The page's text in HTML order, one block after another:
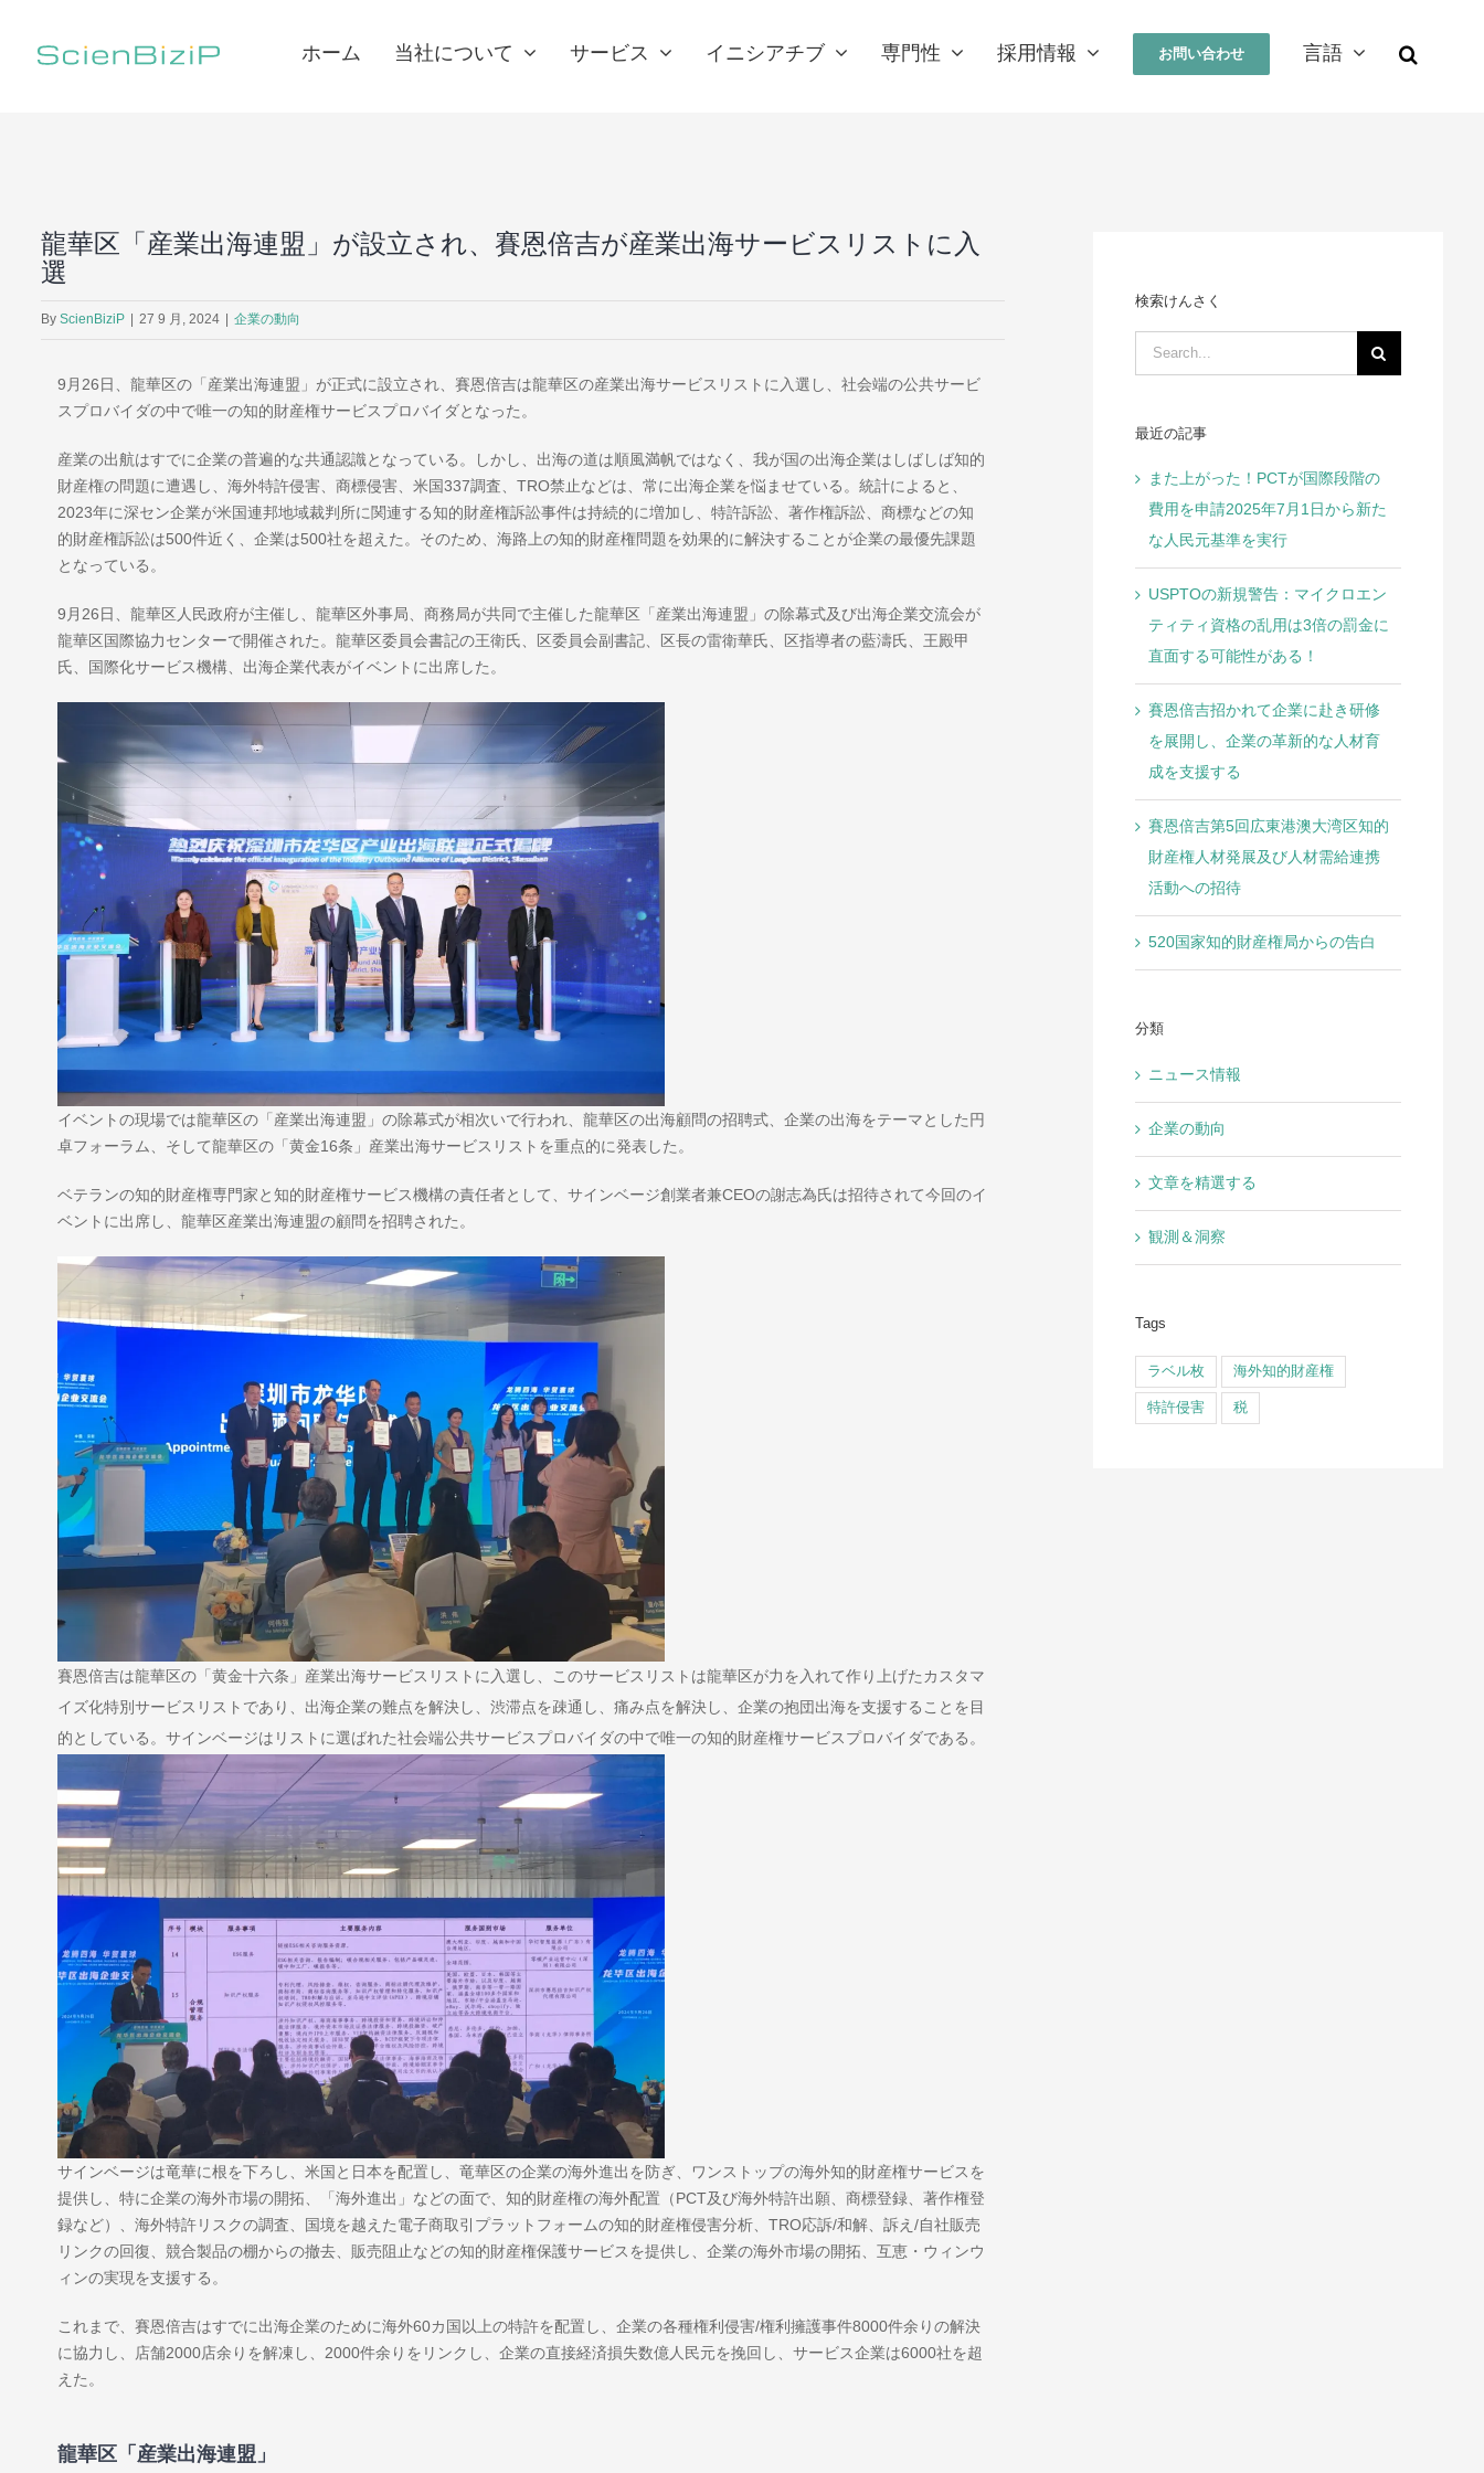
ホーム 当社について サービス イニシアチブ 専門性 採用情報 お問い合わせ 言語
龍華区「産業出海連盟」が設立され、賽恩倍吉が産業出海サービスリストに入
選
By ScienBiziP 27 9 月, 2024 企業の動向
9月26日、龍華区の「産業出海連盟」が正式に設立され、賽恩倍吉は龍華区の産業出海サービスリストに入選し、社会端の公共サービ
スプロバイダの中で唯一の知的財産権サービスプロバイダとなった。
産業の出航はすでに企業の普遍的な共通認識となっている。しかし、出海の道は順風満帆ではなく、我が国の出海企業はしばしば知的
財産権の問題に遭遇し、海外特許侵害、商標侵害、米国337調査、TRO禁止などは、常に出海企業を悩ませている。統計によると、
2023年に深セン企業が米国連邦地域裁判所に関連する知的財産権訴訟事件は持続的に増加し、特許訴訟、著作権訴訟、商標などの知
的財産権訴訟は500件近く、企業は500社を超えた。そのため、海路上の知的財産権問題を効果的に解決することが企業の最優先課題
となっている。
9月26日、龍華区人民政府が主催し、龍華区外事局、商務局が共同で主催した龍華区「産業出海連盟」の除幕式及び出海企業交流会が
龍華区国際協力センターで開催された。龍華区委員会書記の王衛氏、区委員会副書記、区長の雷衛華氏、区指導者の藍濤氏、王殿甲
氏、国際化サービス機構、出海企業代表がイベントに出席した。
イベントの現場では龍華区の「産業出海連盟」の除幕式が相次いで行われ、龍華区の出海顧問の招聘式、企業の出海をテーマとした円
卓フォーラム、そして龍華区の「黄金16条」産業出海サービスリストを重点的に発表した。
ベテランの知的財産権専門家と知的財産権サービス機構の責任者として、サインベージ創業者兼CEOの謝志為氏は招待されて今回のイ
ベントに出席し、龍華区産業出海連盟の顧問を招聘された。
賽恩倍吉は龍華区の「黄金十六条」産業出海サービスリストに入選し、このサービスリストは龍華区が力を入れて作り上げたカスタマ
イズ化特別サービスリストであり、出海企業の難点を解決し、渋滞点を疎通し、痛み点を解決し、企業の抱団出海を支援することを目
的としている。サインベージはリストに選ばれた社会端公共サービスプロバイダの中で唯一の知的財産権サービスプロバイダである。
サインベージは竜華に根を下ろし、米国と日本を配置し、竜華区の企業の海外進出を防ぎ、ワンストップの海外知的財産権サービスを
提供し、特に企業の海外市場の開拓、「海外進出」などの面で、知的財産権の海外配置（PCT及び海外特許出願、商標登録、著作権登
録など）、海外特許リスクの調査、国境を越えた電子商取引プラットフォームの知的財産権侵害分析、TRO応訴/和解、訴え/自社販売
リンクの回復、競合製品の棚からの撤去、販売阻止などの知的財産権保護サービスを提供し、企業の海外市場の開拓、互恵・ウィンウ
ィンの実現を支援する。
これまで、賽恩倍吉はすでに出海企業のために海外60カ国以上の特許を配置し、企業の各種権利侵害/権利擁護事件8000件余りの解決
に協力し、店舗2000店余りを解凍し、2000件余りをリンクし、企業の直接経済損失数億人民元を挽回し、サービス企業は6000社を超
えた。
龍華区「産業出海連盟」
検索けんさく
Search
for:
最近の記事
また上がった！PCTが国際段階の
費用を申請2025年7月1日から新た
な人民元基準を実行
USPTOの新規警告：マイクロエン
ティティ資格の乱用は3倍の罰金に
直面する可能性がある！
賽恩倍吉招かれて企業に赴き研修
を展開し、企業の革新的な人材育
成を支援する
賽恩倍吉第5回広東港澳大湾区知的
財産権人材発展及び人材需給連携
活動への招待
520国家知的財産権局からの告白
分類
ニュース情報
企業の動向
文章を精選する
観測＆洞察
Tags
ラベル枚 海外知的財産権
特許侵害 税